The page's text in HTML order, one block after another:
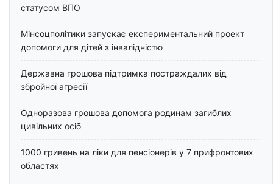
статусом ВПО
Мінсоцполітики запускає експериментальний проект
допомоги для дітей з інвалідністю
Державна грошова підтримка постраждалих від
збройної агресії
Одноразова грошова допомога родинам загиблих
цивільних осіб
1000 гривень на ліки для пенсіонерів у 7 прифронтових
областях